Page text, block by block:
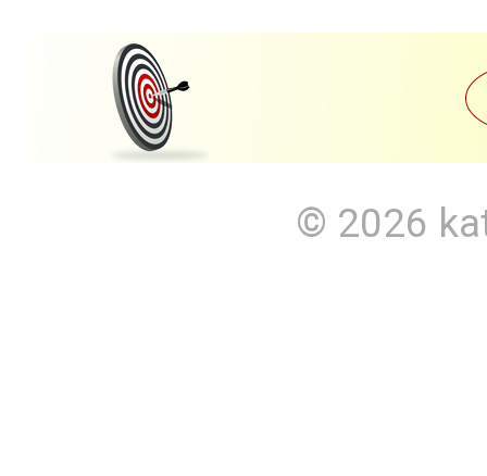
© 2026